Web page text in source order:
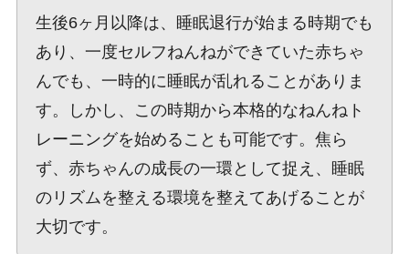
生後6ヶ月以降は、睡眠退行が始まる時期でも
あり、一度セルフねんねができていた赤ちゃ
んでも、一時的に睡眠が乱れることがありま
す。しかし、この時期から本格的なねんねト
レーニングを始めることも可能です。焦ら
ず、赤ちゃんの成長の一環として捉え、睡眠
のリズムを整える環境を整えてあげることが
大切です。